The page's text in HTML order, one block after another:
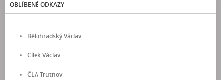
OBLÍBENÉ ODKAZY
Bělohradský Václav
Cílek Václav
ČLA Trutnov